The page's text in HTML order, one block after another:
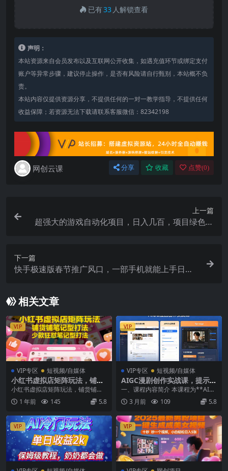
已有33 人解锁查看
声明：
本站资源来自会员发布以及互联网公开收集，如遇充值环节或绑定支付
账户等异常步骤，建议停止操作，是否有风险请自行甄别，本站概不负
责。
本站内容仅提供资源分享，不提供任何的一对一教学指导，不提供任何
收益保障；若资源无法下载请联系客服微信：82342198
网创云课 分享 收藏 点赞(0)
上一篇
超强大的游戏自动化项目，日入几百，项目绿色长
下一篇
快手极速版春节推广风口，一部手机就能上手日赚
相关文章
VIP
VIP专区 短视频/自媒体
小红书虚拟店矩阵玩法，铺货
铺笔记型打法，少款狂怼笔记
型打法(更新)
小红书虚拟店矩阵玩法，铺货铺笔
记型打法，少款狂怼笔记型打法
（更新） 项目介绍: ...
1 年前 145 5.8
VIP
VIP专区 短视频/自媒体
AIGC漫剧创作实战课，提示词
批量生成分镜剧本，Gpt ima
ge+维洛全流程教学助你AI变
现
一、课程内容简介 本课程为**AIG
C漫剧创作与AI变现全流程教程*
*，从零到一...
3 月前 109 5.8
VIP VIP